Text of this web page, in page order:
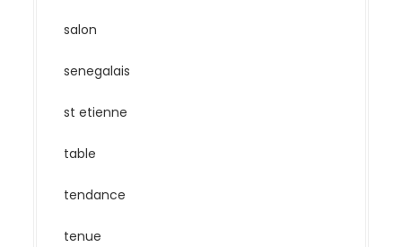
salon
senegalais
st etienne
table
tendance
tenue